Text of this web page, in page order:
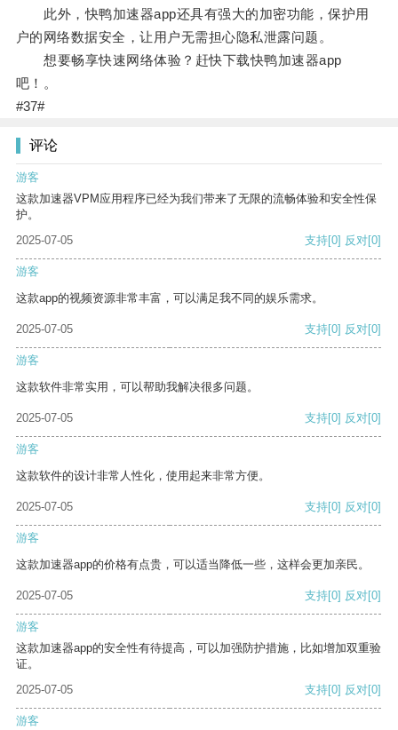
此外，快鸭加速器app还具有强大的加密功能，保护用
户的网络数据安全，让用户无需担心隐私泄露问题。
想要畅享快速网络体验？赶快下载快鸭加速器app
吧！。
#37#
评论
游客
这款加速器VPM应用程序已经为我们带来了无限的流畅体验和安全性保
护。
2025-07-05
支持[0] 反对[0]
游客
这款app的视频资源非常丰富，可以满足我不同的娱乐需求。
2025-07-05 支持[0] 反对[0]
游客
这款软件非常实用，可以帮助我解决很多问题。
2025-07-05 支持[0] 反对[0]
游客
这款软件的设计非常人性化，使用起来非常方便。
2025-07-05 支持[0] 反对[0]
游客
这款加速器app的价格有点贵，可以适当降低一些，这样会更加亲民。
2025-07-05 支持[0] 反对[0]
游客
这款加速器app的安全性有待提高，可以加强防护措施，比如增加双重验
证。
2025-07-05
支持[0] 反对[0]
游客